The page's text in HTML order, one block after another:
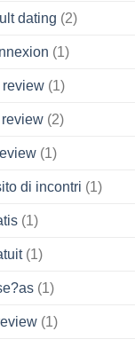
dating (2)
(1)
review (1)
(2)
(1)
di incontri (1)
(1)
(1)
(1)
(1)